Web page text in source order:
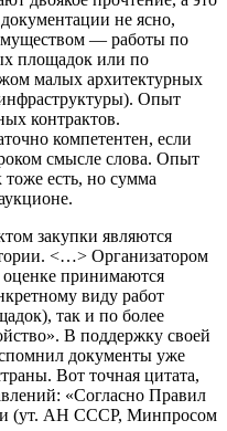
не ясно,
— работы по
площадок или по
малых архитектурных
Опыт
контрактов.
компетентен, если
смысле слова. Опыт
есть, но сумма
закупки являются
<…> Организатором
принимаются
виду работ
так и по более
В поддержку своей
документы уже
Вот точная цитата,
«Согласно Правил
(ут. АН СССР, Минпросом